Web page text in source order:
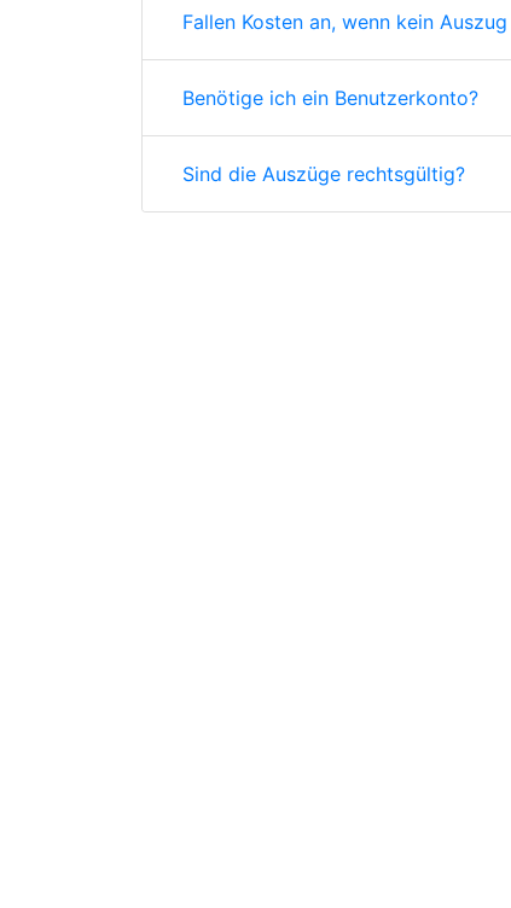
Fallen Kosten an, wenn kein
Benötige ich ein Benutzerkonto?
Sind die Auszüge rechtsgültig?